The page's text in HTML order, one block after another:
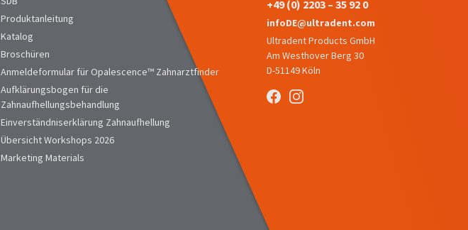
Produktanleitung
Katalog
Broschüren
Anmeldeformular für Opalescence™ Zahnarztfinder
Aufklärungsbogen für die
Zahnaufhellungsbehandlung
Einverständniserklärung Zahnaufhellung
Übersicht Workshops 2026
Marketing Materials
+49 (0) 2203 – 35 92 0
infoDE@ultradent.com
Ultradent Products GmbH
Am Westhover Berg 30
D-51149 Köln